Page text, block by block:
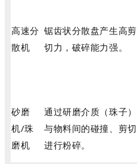
高速分
散机
锯齿状分散盘产生高剪
切力，破碎能力强。
砂磨
机/珠
磨机
通过研磨介质（珠子）
与物料间的碰撞、剪切
进行粉碎。